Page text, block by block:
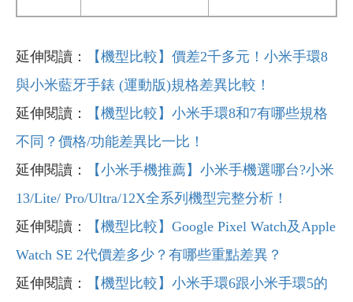
延伸閱讀：
【機型比較】價差2千多元！小米手環8
與小米藍牙手錶 (運動版)規格差異比較！
延伸閱讀：
【機型比較】小米手環8和7有哪些規格
不同？價格/功能差異比一比！
延伸閱讀：
【小米手機推薦】小米手機選哪台?小米
13/Lite/ Pro/Ultra/12X全系列機型完整分析！
延伸閱讀：
【機型比較】Google Pixel Watch及Apple
Watch SE 2代價差多少？有哪些重點差異？
延伸閱讀：
【機型比較】小米手環6跟小米手環5的